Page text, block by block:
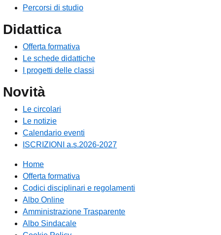
Percorsi di studio
Didattica
Offerta formativa
Le schede didattiche
I progetti delle classi
Novità
Le circolari
Le notizie
Calendario eventi
ISCRIZIONI a.s.2026-2027
Home
Offerta formativa
Codici disciplinari e regolamenti
Albo Online
Amministrazione Trasparente
Albo Sindacale